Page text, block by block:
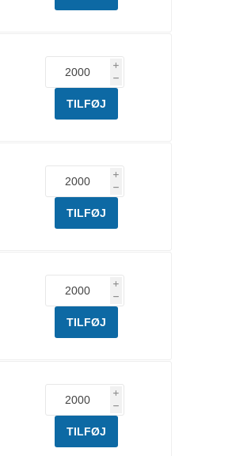
i
h
i
h
i
h
i
h